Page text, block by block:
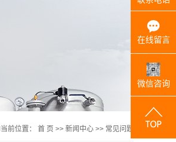
前位置： 首 页 >> 新闻中心 >> 常见问题
在线留言
微信咨询